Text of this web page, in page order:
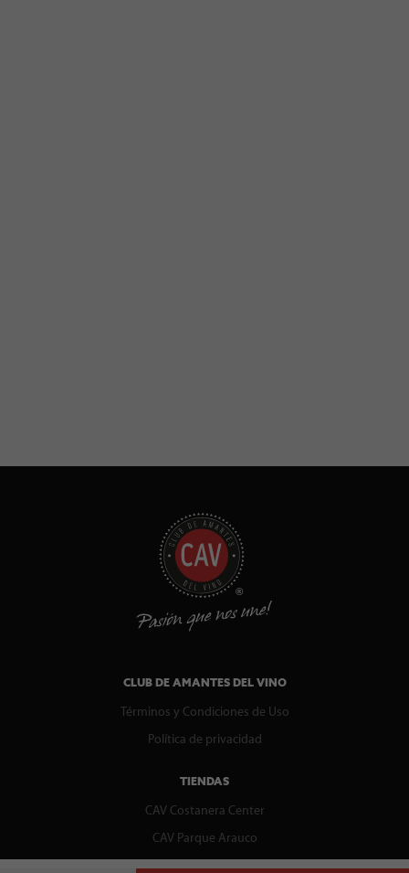
CLUB DE AMANTES DEL VINO
Términos y Condiciones de Uso
Política de privacidad
TIENDAS
CAV Costanera Center
CAV Parque Arauco